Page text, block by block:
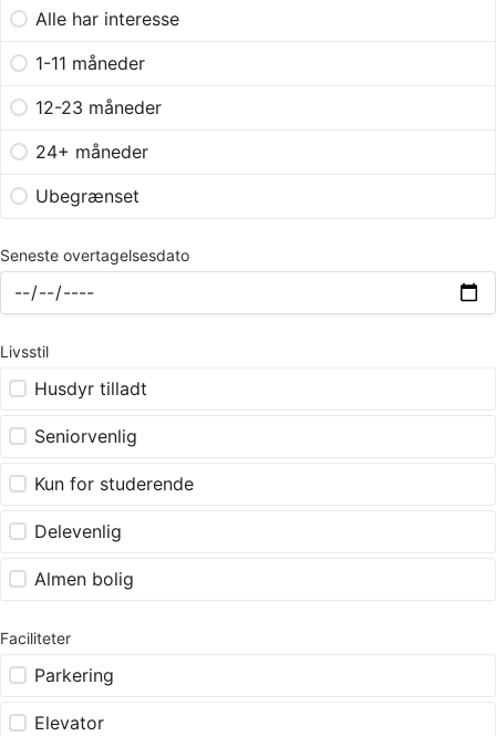
Alle har interesse
1-11 måneder
12-23 måneder
24+ måneder
Ubegrænset
Seneste overtagelsesdato
Livsstil
Husdyr tilladt
Seniorvenlig
Kun for studerende
Delevenlig
Almen bolig
Faciliteter
Parkering
Elevator